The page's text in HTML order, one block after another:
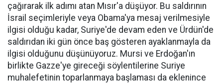
çağırarak ilk adımı atan Mısır'a düşüyor. Bu saldırının
İsrail seçimleriyle veya Obama'ya mesaj verilmesiyle
ilgisi olduğu kadar, Suriye'de devam eden ve Ürdün'de
saldırıdan iki gün önce baş gösteren ayaklanmayla da
ilgisi olduğunu düşünüyoruz. Mursi ve Erdoğan'ın
birlikte Gazze'ye gireceği söylentilerine Suriye
muhalefetinin toparlanmaya başlaması da eklenince